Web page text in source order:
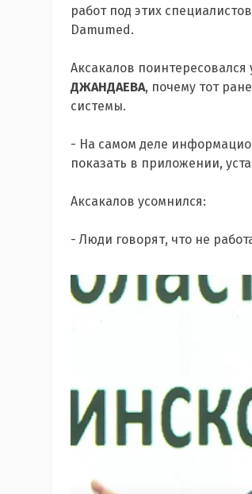
работ под этих
Damumed.
Аксакалов поинтересовался
ДЖАНДАЕВА, почему тот
системы.
- На самом деле
показать в приложении,
Аксакалов усомнился:
- Люди говорят, что не